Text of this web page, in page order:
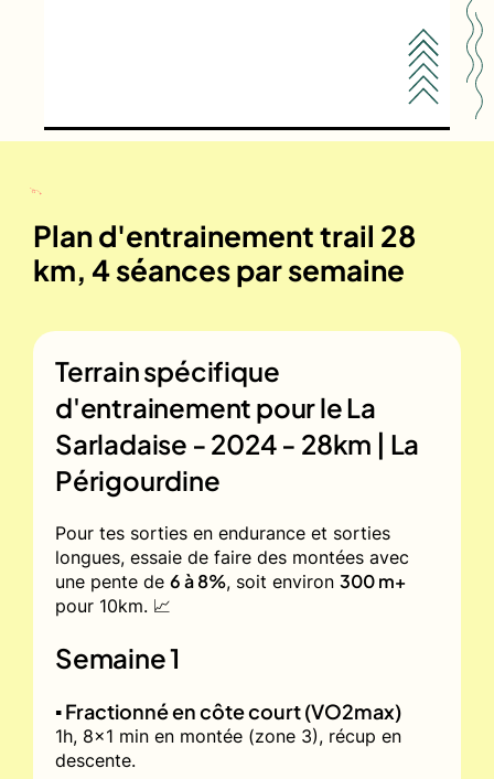
Plan d'entrainement trail 28
km, 4 séances par semaine
Terrain spécifique
d'entrainement pour leLa
Sarladaise - 2024 - 28km | La
Périgourdine
Pour tes sorties en endurance et sorties
longues, essaie de faire des montées avec
une pente de 6 à 8%, soit environ 300 m+
pour 10km. 📈
Semaine 1
▪️ Fractionné en côte court (VO2max)
1h, 8x1 min en montée (zone 3), récup en
descente.